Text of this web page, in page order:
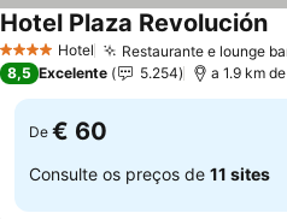
4 EstrelasHotel Restaurante e lounge
Hotel Plaza Revolución
8,5 Excelente 5.254 a 1.9 km
De € 60
Consulte os preços de 11 sites